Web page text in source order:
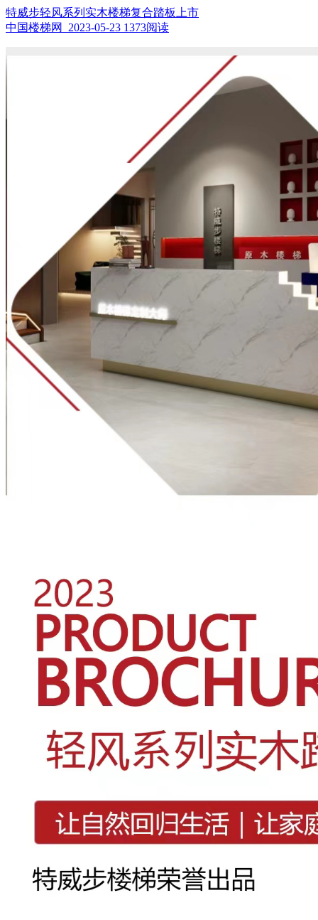
特威步轻风系列实木楼梯复合踏板上市
中国楼梯网 2023-05-23 1373阅读